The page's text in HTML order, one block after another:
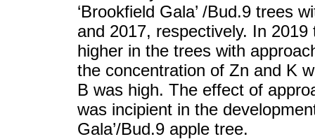
‘Brookfield Gala’ /Bud.9 trees
and 2017, respectively. In
higher in the trees with
the concentration of Zn and K
B was high. The effect of
was incipient in the
Gala’/Bud.9 apple tree.